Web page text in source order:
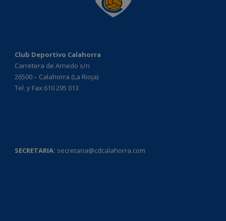
Club Deportivo Calahorra
Carretera de Arnedo s/n
26500 – Calahorra (La Rioja)
Tel. y Fax 610 295 013
SECRETARIA: secretaria@cdcalahorra.com